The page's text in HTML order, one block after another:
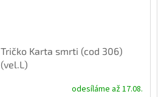
Tričko Karta smrti (cod 306)
(vel.L)
odesíláme až 17.08.